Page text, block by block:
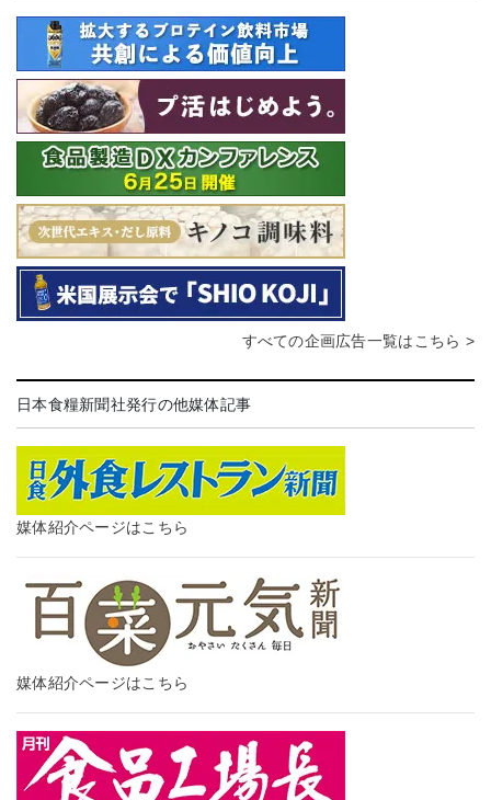
すべての企画広告一覧はこちら >
日本食糧新聞社発行の他媒体記事
媒体紹介ページはこちら
媒体紹介ページはこちら